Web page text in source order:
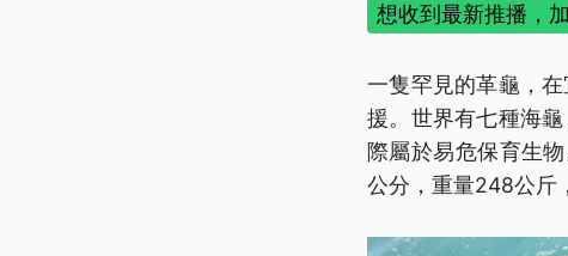
想收到最新推播，
一隻罕見的革龜，
援。世界有七種海
際屬於易危保育生
公分，重量248公斤